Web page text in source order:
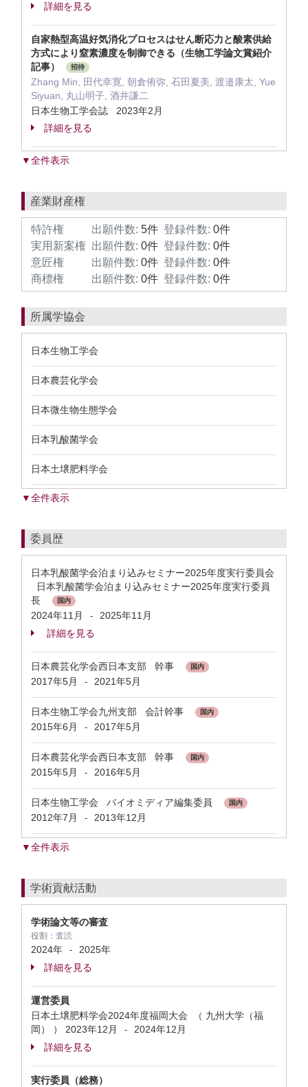
詳細を見る
自家熱型高温好気消化プロセスはせん断応力と酸素供給
方式により窒素濃度を制御できる（生物工学論文賞紹介
記事）
招待
Zhang Min, 田代幸寛, 朝倉侑弥, 石田夏美, 渡邉康太, Yue
Siyuan, 丸山明子, 酒井謙二
日本生物工学会誌 2023年2月
詳細を見る
▼全件表示
産業財産権
特許権 出願件数: 5件 登録件数: 0件
実用新案権 出願件数: 0件 登録件数: 0件
意匠権
出願件数: 0件 登録件数: 0件
商標権
出願件数: 0件 登録件数: 0件
所属学協会
日本生物工学会
日本農芸化学会
日本微生物生態学会
日本乳酸菌学会
日本土壌肥料学会
▼全件表示
委員歴
日本乳酸菌学会泊まり込みセミナー2025年度実行委員会
日本乳酸菌学会泊まり込みセミナー2025年度実行委員
長
国内
2024年11月 -
2025年11月
詳細を見る
日本農芸化学会西日本支部 幹事 国内
2017年5月 - 2021年5月
日本生物工学会九州支部 会計幹事 国内
2015年6月 - 2017年5月
日本農芸化学会西日本支部 幹事 国内
2015年5月 - 2016年5月
日本生物工学会 バイオミディア編集委員 国内
2012年7月 - 2013年12月
▼全件表示
学術貢献活動
学術論文等の審査
役割： 査読
2024年 -
2025年
詳細を見る
運営委員
日本土壌肥料学会2024年度福岡大会 （ 九州大学（福
岡） ） 2023年12月 -
2024年12月
詳細を見る
実行委員（総務）